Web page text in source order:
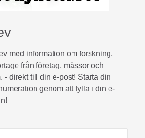
med information om forskning,
från företag, mässor och
- direkt till din e-post! Starta din
genom att fylla i din e-